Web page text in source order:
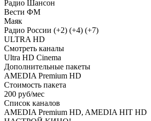
Радио Шансон
Вести ФМ
Маяк
Радио России (+2) (+4) (+7)
ULTRA HD
Смотреть каналы
Ultra HD Cinema
Дополнительные пакеты
AMEDIA Premium HD
Стоимость пакета
200 руб/мес
Список каналов
AMEDIA Premium HD, AMEDIA HIT HD